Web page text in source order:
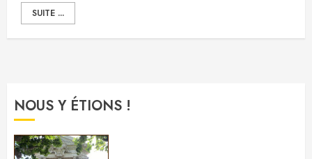
SUITE ...
NOUS Y ÉTIONS !